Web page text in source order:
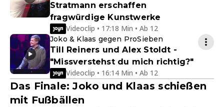
Stratmann erschaffen
fragwürdige Kunstwerke
Videoclip • 17:18 Min • Ab 12
Joko & Klaas gegen ProSieben
Till Reiners und Alex Stoldt -
"Missverstehst du mich richtig?"
Videoclip • 16:14 Min • Ab 12
Das Finale: Joko und Klaas schießen
mit Fußbällen